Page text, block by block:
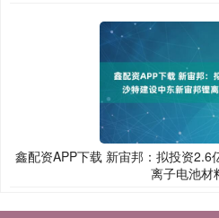
鑫配资APP下载 新宙邦：拟投资2.6
离子电池材